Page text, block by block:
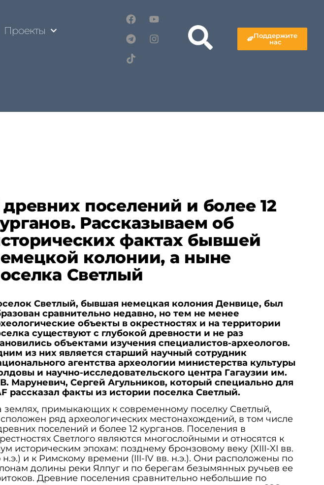
Проекты
Поддержите
нас
древних поселений и более 12
Рассказываем об
фактах бывшей
колонии, а ныне
Светлый
Светлый, бывшая немецкая колония Денвице, был
сравнительно недавно, но тем не менее
объекты в окрестностях и на территории
существуют с глубокой древности и не раз
объектами изучения специалистов-археологов.
из них является старший научный сотрудник
агентства археологии министерства культуры
и научно-исследовательского центра Гагаузии им.
Маруневич, Сергей Агульников, который специально для
рассказал факты из истории поселка Светлый.
землях, примыкающих к современному поселку Светлый,
ряд археологических местонахождений, в том числе
поселений и более 12 курганов. Поселения в
Светлого являются многослойными и относятся к
историческим эпохам: позднему бронзовому веку (XIII-XI вв.
н.э.) и к Римскому времени (III-IV вв. н.э.). Они расположены по
долины реки Ялпуг и по берегам безымянных ручьев ее
Древние поселения сравнительно небольшие по